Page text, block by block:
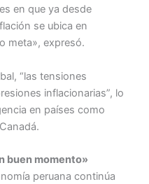
en que ya desde
se ubica en
meta», expresó.
“las tensiones
inflacionarias”, lo
en países como
buen momento»
peruana continúa